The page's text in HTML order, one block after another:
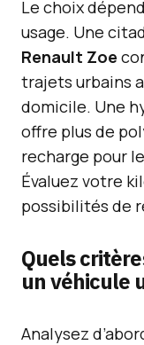
Le choix
usage. Une
Renault Zoe
trajets urbains
domicile. Une
offre plus de
recharge pour
Évaluez votre
possibilités de
Quels
un véhicule
Analysez